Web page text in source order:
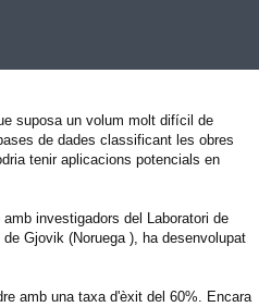
suposa un volum molt difícil de
de dades classificant les obres
tenir aplicacions potencials en
investigadors del Laboratori de
Gjovik (Noruega ), ha desenvolupat
amb una taxa d'èxit del 60%. Encara